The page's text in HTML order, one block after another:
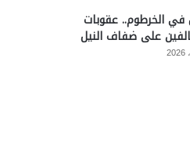
في الخرطوم.. عقوبات
على ضفاف النيل